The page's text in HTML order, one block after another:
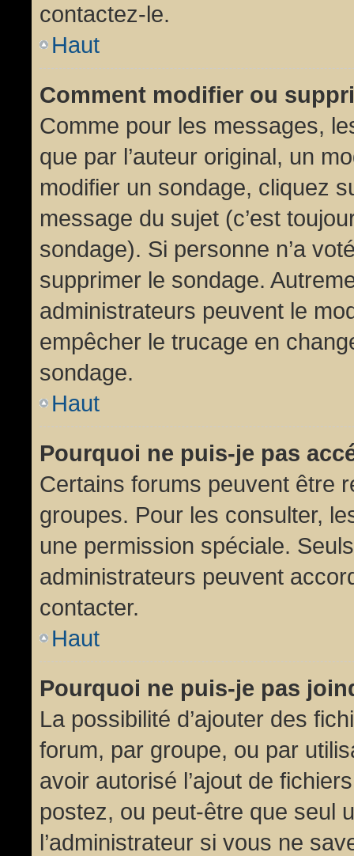
contactez-le.
Haut
Comment modifier ou
Comme pour les messages,
que par l’auteur original, un
modifier un sondage, cliquez
message du sujet (c’est
sondage). Si personne n’a
supprimer le sondage.
administrateurs peuvent le
empêcher le trucage en
sondage.
Haut
Pourquoi ne puis-je pas
Certains forums peuvent être
groupes. Pour les consulter,
une permission spéciale.
administrateurs peuvent
contacter.
Haut
Pourquoi ne puis-je pas
La possibilité d’ajouter des
forum, par groupe, ou par
avoir autorisé l’ajout de
postez, ou peut-être que seul
l’administrateur si vous ne